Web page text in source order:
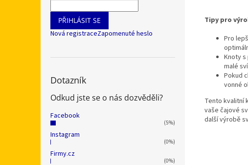
PŘIHLÁSIT SE
Nová registraceZapomenuté heslo
Dotazník
Odkud jste se o nás dozvěděli?
Facebook
(5%)
Instagram
(0%)
Firmy.cz
(0%)
Tipy pro
Pro
Knoty
malé
Pokud
vonné
Tento kvalitní
vaše čajové
další výrobě